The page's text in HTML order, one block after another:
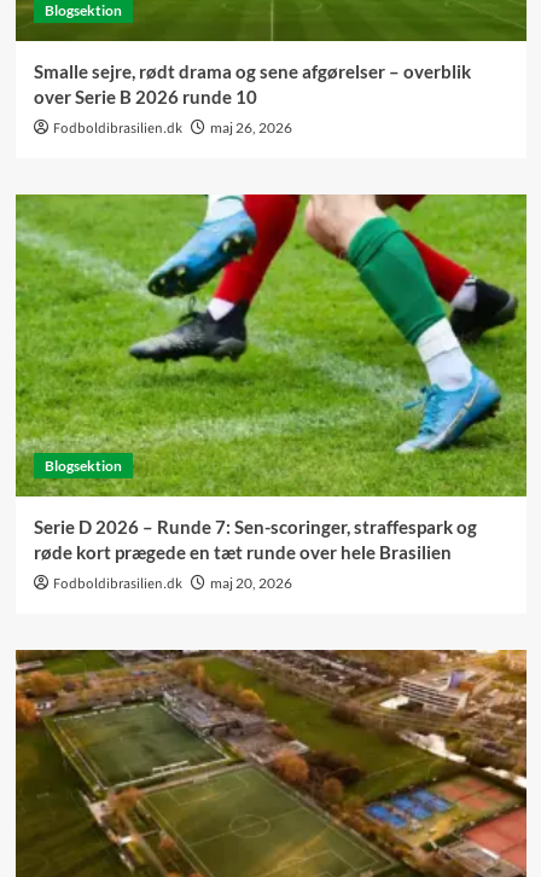
Blogsektion
Smalle sejre, rødt drama og sene afgørelser – overblik
over Serie B 2026 runde 10
Fodboldibrasilien.dk maj 26, 2026
Blogsektion
Serie D 2026 – Runde 7: Sen-scoringer, straffespark og
røde kort prægede en tæt runde over hele Brasilien
Fodboldibrasilien.dk maj 20, 2026